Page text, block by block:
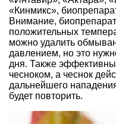
«Кинмикс»,
Внимание,
положительных
можно удалить
давлением, но это
дня. Также
чесноком, а чеснок
дальнейшего
будет повторить.